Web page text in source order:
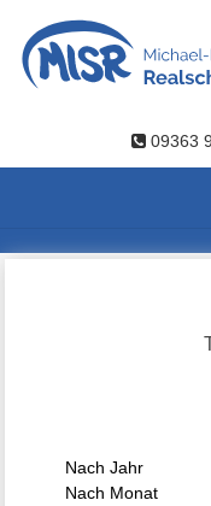
09363
Nach Jahr
Nach Monat